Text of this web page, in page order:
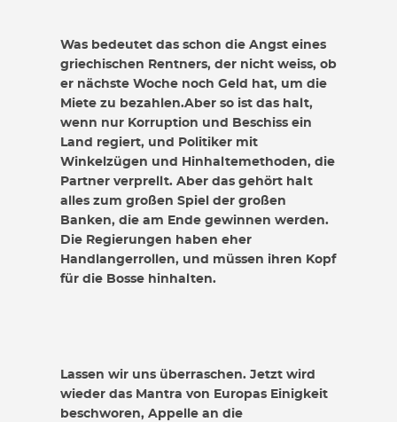
Was bedeutet das schon die Angst eines
griechischen Rentners, der nicht weiss, ob
er nächste Woche noch Geld hat, um die
Miete zu bezahlen.Aber so ist das halt,
wenn nur Korruption und Beschiss ein
Land regiert, und Politiker mit
Winkelzügen und Hinhaltemethoden, die
Partner verprellt. Aber das gehört halt
alles zum großen Spiel der großen
Banken, die am Ende gewinnen werden.
Die Regierungen haben eher
Handlangerrollen, und müssen ihren Kopf
für die Bosse hinhalten.
Lassen wir uns überraschen. Jetzt wird
wieder das Mantra von Europas Einigkeit
beschworen, Appelle an die